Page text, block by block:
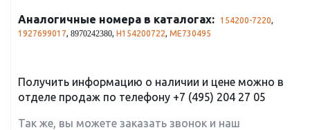
Аналогичные номера в каталогах: 154200-7220,
1927699017, 8970242380, H154200722, ME730495
Получить информацию о наличии и цене можно в
отделе продаж по телефону +7 (495) 204 27 05
Так же, вы можете заказать звонок и наш